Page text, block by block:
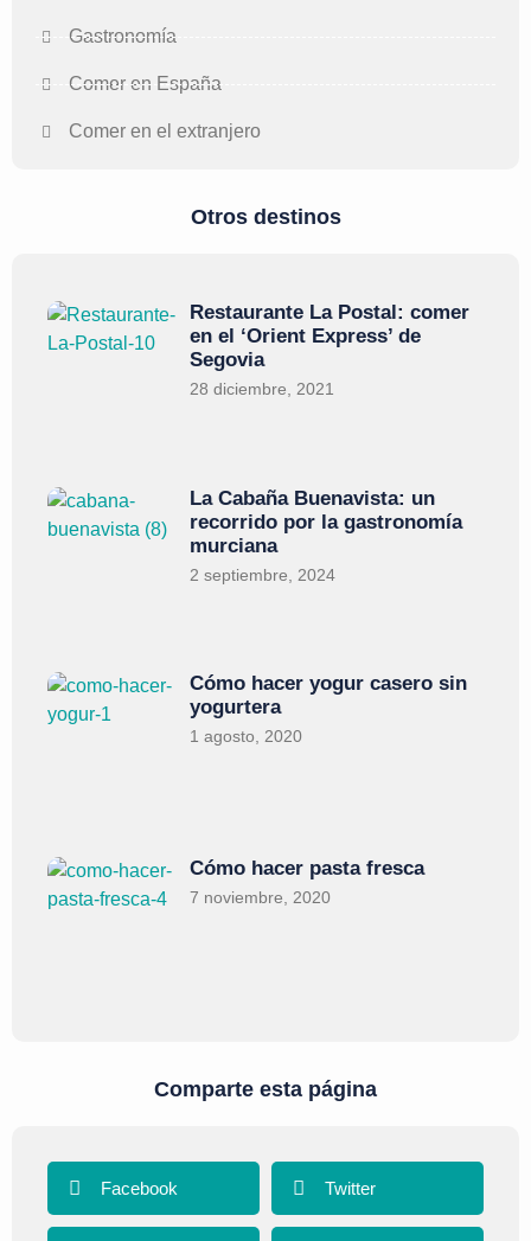
Gastronomía
Comer en España
Comer en el extranjero
Otros destinos
Restaurante La Postal: comer
en el ‘Orient Express’ de
Segovia
28 diciembre, 2021
La Cabaña Buenavista: un
recorrido por la gastronomía
murciana
2 septiembre, 2024
Cómo hacer yogur casero sin
yogurtera
1 agosto, 2020
Cómo hacer pasta fresca
7 noviembre, 2020
Comparte esta página
Facebook Twitter